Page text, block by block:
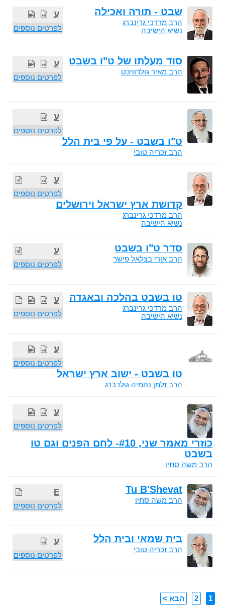
ע
לפרטים נוספים
שבט - תורה ואכילה
הרב מרדכי גרינברג
נשיא הישיבה
ע
לפרטים נוספים
סוד מעלתו של ט"ו בשבט
הרב מאיר גולדוויכט
ע
לפרטים נוספים
ט"ו בשבט - על פי בית הלל
הרב זכריה טובי
ע
לפרטים נוספים
קדושת ארץ ישראל וירושלים
הרב מרדכי גרינברג
נשיא הישיבה
ע
לפרטים נוספים
סדר ט"ו בשבט
הרב אורי בצלאל פישר
ע
לפרטים נוספים
טו בשבט בהלכה ובאגדה
הרב מרדכי גרינברג
נשיא הישיבה
ע
לפרטים נוספים
טו בשבט - ישוב ארץ ישראל
הרב זלמן נחמיה גולדברג
ע
לפרטים נוספים
כוזרי מאמר שני, #10- לחם הפנים וגם טו
בשבט
הרב משה סתיו
E
לפרטים נוספים
Tu B'Shevat
הרב משה סתיו
ע
לפרטים נוספים
בית שמאי ובית הלל
הרב זכריה טובי
1
2 הבא >